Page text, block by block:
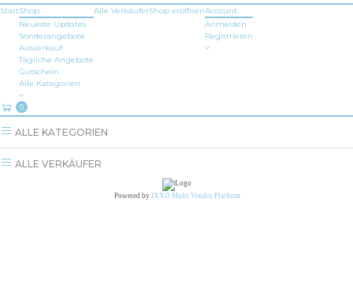
StartShop
Neueste Updates
Sonderangebote
Ausverkauf
Tägliche Angebote
Gutschein
Alle Kategorien
Alle VerkäuferShop eröffnenAccount
Anmelden
Registrieren
0
ALLE KATEGORIEN
ALLE VERKÄUFER
Powered by IXXO Multi Vendor Platform